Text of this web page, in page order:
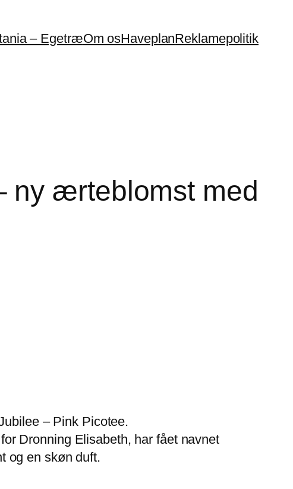
– EgetræOm osHaveplanReklamepolitik
ny ærteblomst med
– Pink Picotee.
Dronning Elisabeth, har fået navnet
og en skøn duft.